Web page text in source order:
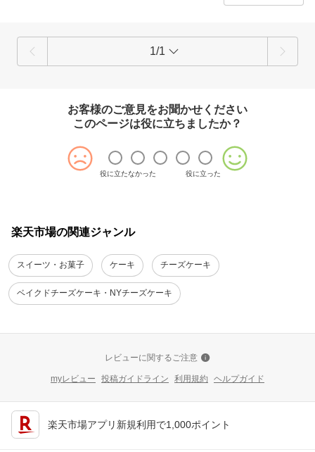
1/1
お客様のご意見をお聞かせください
このページは役に立ちましたか？
役に立たなかった 役に立った
楽天市場の関連ジャンル
スイーツ・お菓子 ケーキ チーズケーキ
ベイクドチーズケーキ・NYチーズケーキ
レビューに関するご注意
myレビュー 投稿ガイドライン 利用規約 ヘルプガイド
楽天市場アプリ新規利用で1,000ポイント